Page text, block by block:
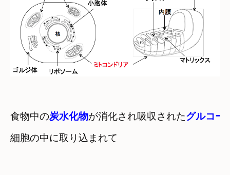
食物中の炭水化物が消化され吸収されたグルコー
細胞の中に取り込まれて